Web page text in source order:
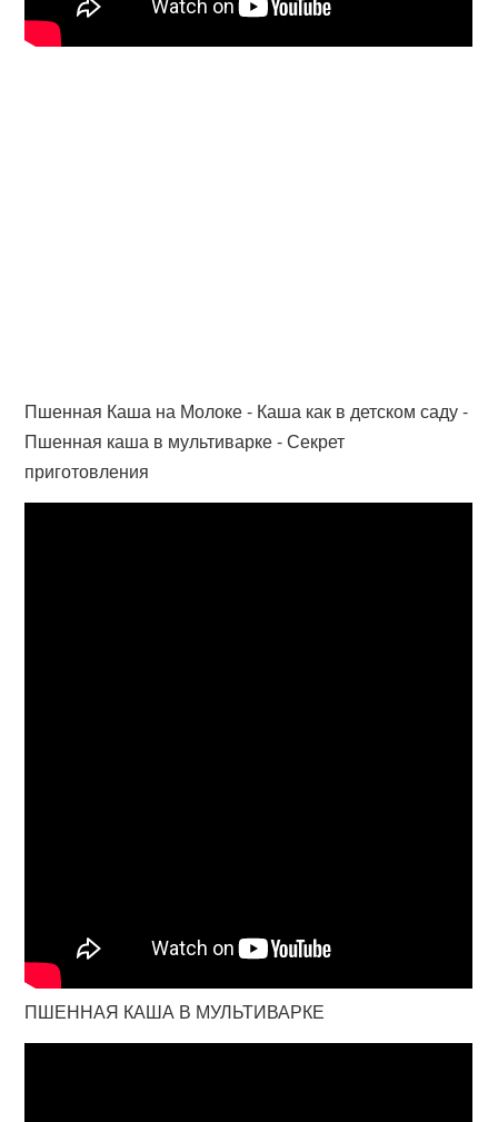
Пшенная Каша на Молоке - Каша как в детском саду -
Пшенная каша в мультиварке - Секрет
приготовления
ПШЕННАЯ КАША В МУЛЬТИВАРКЕ